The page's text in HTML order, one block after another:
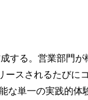
する。営業部門
スされるたびに
な単一の実践的体